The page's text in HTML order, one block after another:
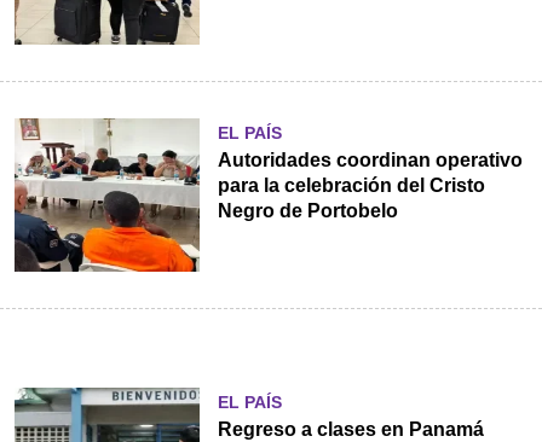
EL PAÍS
Autoridades coordinan operativo
para la celebración del Cristo
Negro de Portobelo
EL PAÍS
Regreso a clases en Panamá